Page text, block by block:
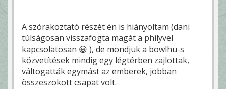
A szórakoztató részét én is hiányoltam (dani
túlságosan visszafogta magát a philyvel
kapcsolatosan 😀 ), de mondjuk a bowlhu-s
közvetítések mindig egy légtérben zajlottak,
váltogatták egymást az emberek, jobban
összeszokott csapat volt.